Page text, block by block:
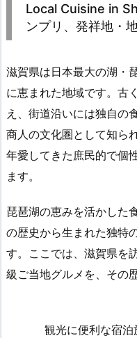
Local Cuisine in
ンプリ、発祥地・
滋賀県は日本最大の湖・
に恵まれた地域です。古
え、街道沿いには独自の
商人の文化圏として知ら
年愛してきた庶民的で個
ます。
琵琶湖の恵みを活かした
の歴史から生まれた独特
す。ここでは、滋賀県を
級ご当地グルメを、その
観光に便利な宿泊